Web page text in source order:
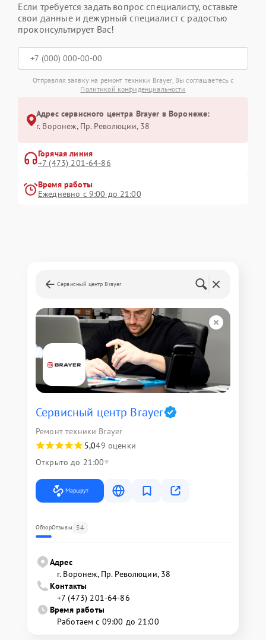
Если требуется задать вопрос специалисту, оставьте
свои данные и дежурный специалист с радостью
проконсультирует Вас!
Отправляя заявку на ремонт техники Brayer, Вы соглашаетесь с
Политикой конфиденциальности
Адрес сервисного центра Brayer в Воронеже:
г. Воронеж, Пр. Революции, 38
Горячая линия
+7 (473) 201-64-86
Время работы
Ежедневно с 9:00 до 21:00
Сервисный центр Brayer
Сервисный центр Brayer
Ремонт техники Brayer
5,049 оценки
Открыто до 21:00
Маршрут
ОбзорОтзывы 54
Адрес
г. Воронеж, Пр. Революции, 38
Контакты
+7 (473) 201-64-86
Время работы
Работаем с 09:00 до 21:00